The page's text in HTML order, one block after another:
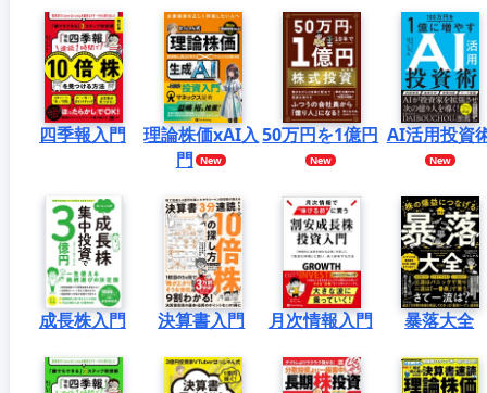
四季報入門
理論株価xAI入
門
50万円を1億円 AI活用投資
成長株入門 決算書入門 月次情報入門 暴落大全